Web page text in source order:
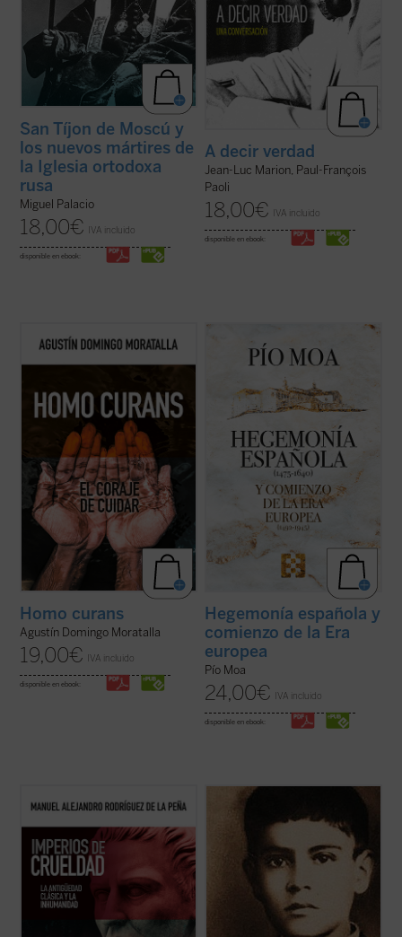
San Tíjon de Moscú y
los nuevos mártires de
la Iglesia ortodoxa
rusa
Miguel Palacio
18,00€ IVA incluido
disponible en ebook:
A decir verdad
Jean-Luc Marion, Paul-François
Paoli
18,00€ IVA incluido
disponible en ebook:
El cuidado generativo requiere ensanchar
los horizontes de la responsabilidad
responden los capítulos de este libro
cuando ...
(ver ficha)
Homo curans
Agustín Domingo Moratalla
19,00€ IVA incluido
disponible en ebook:
la época como comienzo de la que puede
llamarse la «Era Europea», en la que el
especialmente de España, Francia e
Inglaterra, países sucesivamente
hegemónicos, ...
(ver ficha)
Hegemonía española y
comienzo de la Era
europea
Pío Moa
24,00€ IVA incluido
disponible en ebook:
Este ensayo constituye un recorrido
exhaustivo, apasionante y desgarrador por
clásica para exponer la crueldad
estructural de esa época, y así establecer
vínculos entre esta y las políticas de ...
(ver
ficha)
¿Qué pasó para que muchos católicos se
guerra de los cristeros? El autor de este
libro, natural del pueblo del joven mártir, no
sólo responde a estas preguntas con
documentos, sino que logra ... (ver ficha)